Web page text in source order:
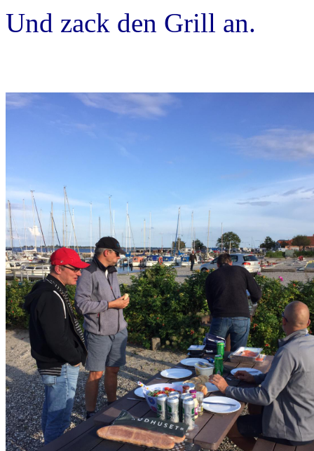
Und zack den Grill an.